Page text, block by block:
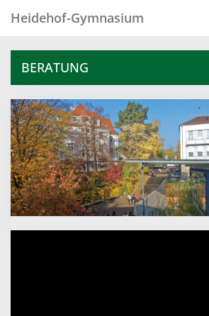
Heidehof-Gymnasium
BERATUNG